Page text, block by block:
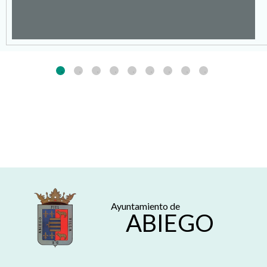
Ayuntamiento de
ABIEGO